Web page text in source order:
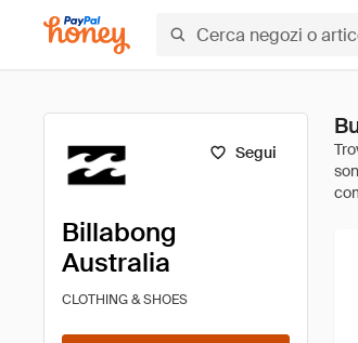
Segui
Billabong
Australia
CLOTHING & SHOES